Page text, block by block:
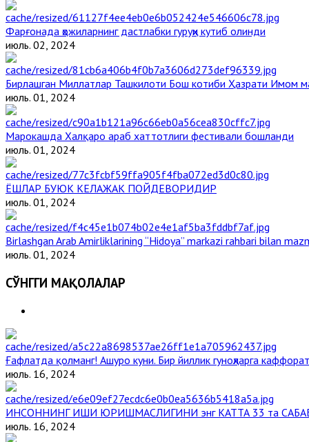
Фарғонада ҳожиларнинг дастлабки гуруҳи кутиб олинди
июль. 02, 2024
Бирлашган Миллатлар Ташкилоти Бош котиби Ҳазрати Имом
июль. 01, 2024
Марокашда Халқаро араб хаттотлиги фестивали бошланди
июль. 01, 2024
ЁШЛАР БУЮК КЕЛАЖАК ПОЙДЕВОРИДИР
июль. 01, 2024
Birlashgan Arab Amirliklarining “Hidoya” markazi rahbari bilan
июль. 01, 2024
СЎНГГИ МАҚОЛАЛАР
Ғафлатда қолманг! Ашуро куни. Бир йиллик гуноҳларга
июль. 16, 2024
ИНСОННИНГ ИШИ ЮРИШМАСЛИГИНИ энг КАТТА 33 та
июль. 16, 2024